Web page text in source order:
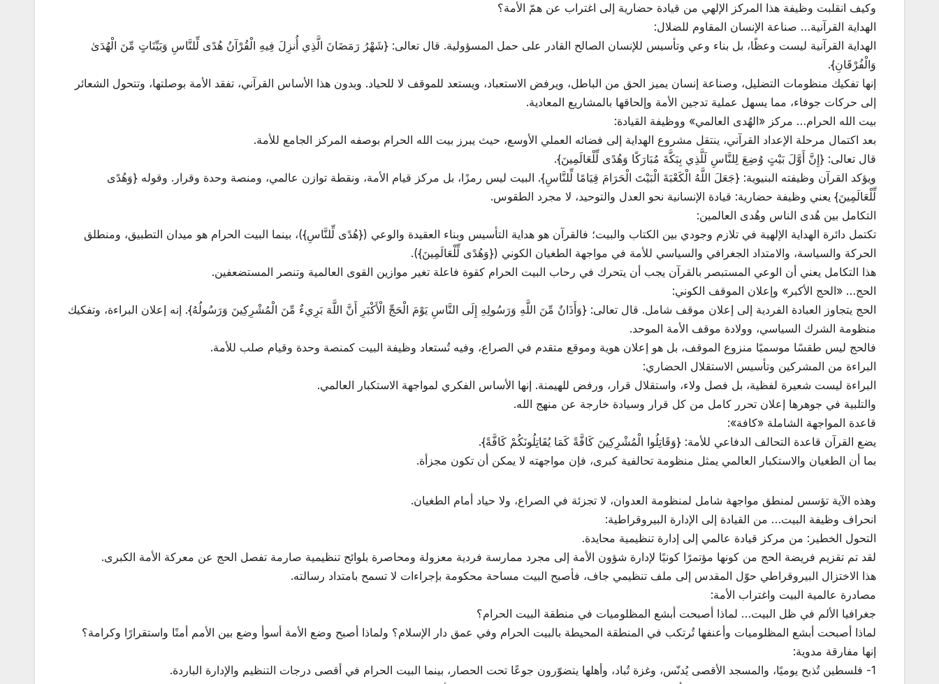
وكيف انقلبت وظيفة هذا المركز الإلهي من قيادة حضارية إلى اغتراب عن همّ الأمة؟
الهداية القرآنية… صناعة الإنسان المقاوم للضلال:
الهداية القرآنية ليست وعظًا، بل بناء وعي وتأسيس للإنسان الصالح القادر على حمل المسؤولية. قال تعالى: {شَهْرُ رَمَضَانَ الَّذِي أُنزِلَ فِيهِ الْقُرْآنُ هُدًى لِّلنَّاسِ وَبَيِّنَاتٍ مِّنَ الْهُدَىٰ
وَالْفُرْقَانِ}.
إنها تفكيك منظومات التضليل، وصناعة إنسان يميز الحق من الباطل، ويرفض الاستعباد، ويستعد للموقف لا للحياد. وبدون هذا الأساس القرآني، تفقد الأمة بوصلتها، وتتحول الشعائر
إلى حركات جوفاء، مما يسهل عملية تدجين الأمة وإلحاقها بالمشاريع المعادية.
بيت الله الحرام… مركز «الهُدى العالمي» ووظيفة القيادة:
بعد اكتمال مرحلة الإعداد القرآني، ينتقل مشروع الهداية إلى فضائه العملي الأوسع، حيث يبرز بيت الله الحرام بوصفه المركز الجامع للأمة.
قال تعالى: {إِنَّ أَوَّلَ بَيْتٍ وُضِعَ لِلنَّاسِ لَلَّذِي بِبَكَّةَ مُبَارَكًا وَهُدًى لِّلْعَالَمِينَ}.
ويؤكد القرآن وظيفته البنيوية: {جَعَلَ اللَّهُ الْكَعْبَةَ الْبَيْتَ الْحَرَامَ قِيَامًا لِّلنَّاسِ}. البيت ليس رمزًا، بل مركز قيام الأمة، ونقطة توازن عالمي، ومنصة وحدة وقرار. وقوله {وَهُدًى
لِّلْعَالَمِينَ} يعني وظيفة حضارية: قيادة الإنسانية نحو العدل والتوحيد، لا مجرد الطقوس.
التكامل بين هُدى الناس وهُدى العالمين:
تكتمل دائرة الهداية الإلهية في تلازم وجودي بين الكتاب والبيت؛ فالقرآن هو هداية التأسيس وبناء العقيدة والوعي ({هُدًى لِّلنَّاسِ})، بينما البيت الحرام هو ميدان التطبيق، ومنطلق
الحركة والسياسة، والامتداد الجغرافي والسياسي للأمة في مواجهة الطغيان الكوني ({وَهُدًى لِّلْعَالَمِينَ}).
هذا التكامل يعني أن الوعي المستبصر بالقرآن يجب أن يتحرك في رحاب البيت الحرام كقوة فاعلة تغير موازين القوى العالمية وتنصر المستضعفين.
الحج… «الحج الأكبر» وإعلان الموقف الكوني:
الحج يتجاوز العبادة الفردية إلى إعلان موقف شامل. قال تعالى: {وَأَذَانٌ مِّنَ اللَّهِ وَرَسُولِهِ إِلَى النَّاسِ يَوْمَ الْحَجِّ الْأَكْبَرِ أَنَّ اللَّهَ بَرِيءٌ مِّنَ الْمُشْرِكِينَ وَرَسُولُهُ}. إنه إعلان البراءة، وتفكيك
منظومة الشرك السياسي، وولادة موقف الأمة الموحد.
فالحج ليس طقسًا موسميًا منزوع الموقف، بل هو إعلان هوية وموقع متقدم في الصراع، وفيه تُستعاد وظيفة البيت كمنصة وحدة وقيام صلب للأمة.
البراءة من المشركين وتأسيس الاستقلال الحضاري:
البراءة ليست شعيرة لفظية، بل فصل ولاء، واستقلال قرار، ورفض للهيمنة. إنها الأساس الفكري لمواجهة الاستكبار العالمي.
والتلبية في جوهرها إعلان تحرر كامل من كل قرار وسيادة خارجة عن منهج الله.
قاعدة المواجهة الشاملة «كافة»:
يضع القرآن قاعدة التحالف الدفاعي للأمة: {وَقَاتِلُوا الْمُشْرِكِينَ كَافَّةً كَمَا يُقَاتِلُونَكُمْ كَافَّةً}.
بما أن الطغيان والاستكبار العالمي يمثل منظومة تحالفية كبرى، فإن مواجهته لا يمكن أن تكون مجزأة.
وهذه الآية تؤسس لمنطق مواجهة شامل لمنظومة العدوان، لا تجزئة في الصراع، ولا حياد أمام الطغيان.
انحراف وظيفة البيت… من القيادة إلى الإدارة البيروقراطية:
التحول الخطير: من مركز قيادة عالمي إلى إدارة تنظيمية محايدة.
لقد تم تقزيم فريضة الحج من كونها مؤتمرًا كونيًا لإدارة شؤون الأمة إلى مجرد ممارسة فردية معزولة ومحاصرة بلوائح تنظيمية صارمة تفصل الحج عن معركة الأمة الكبرى.
هذا الاختزال البيروقراطي حوّل المقدس إلى ملف تنظيمي جاف، فأصبح البيت مساحة محكومة بإجراءات لا تسمح بامتداد رسالته.
مصادرة عالمية البيت واغتراب الأمة:
جغرافيا الألم في ظل البيت… لماذا أصبحت أبشع المظلوميات في منطقة البيت الحرام؟
لماذا أصبحت أبشع المظلوميات وأعنفها تُرتكب في المنطقة المحيطة بالبيت الحرام وفي عمق دار الإسلام؟ ولماذا أصبح وضع الأمة أسوأ وضع بين الأمم أمنًا واستقرارًا وكرامة؟
إنها مفارقة مدوية:
1- فلسطين تُذبح يوميًا، والمسجد الأقصى يُدنّس، وغزة تُباد، وأهلها يتضوّرون جوعًا تحت الحصار، بينما البيت الحرام في أقصى درجات التنظيم والإدارة الباردة.